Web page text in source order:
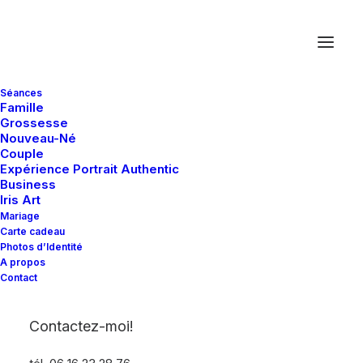
Séances
Famille
Grossesse
Nouveau-Né
Couple
Expérience Portrait Authentic
Business
Iris Art
Mariage
Carte cadeau
Photos d’Identité
A propos
Contact
Contactez-moi!
Chapeau
Chateau de la Vaudère